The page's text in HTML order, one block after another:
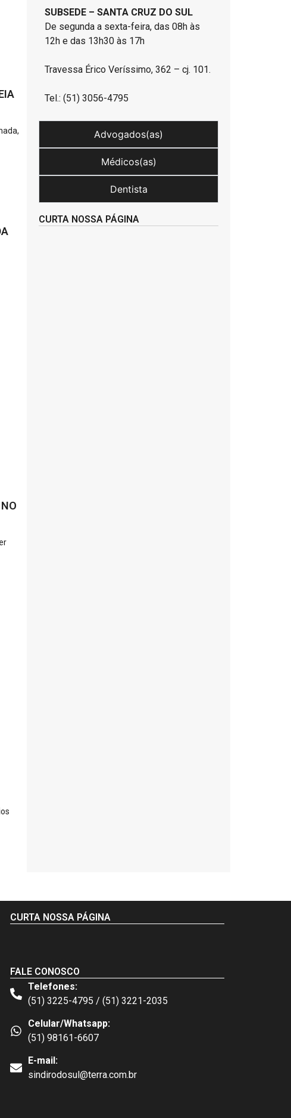
SUBSEDE – SANTA CRUZ DO SUL
De segunda a sexta-feira, das 08h às
12h e das 13h30 às 17h
Travessa Érico Veríssimo, 362 – cj. 101.
Tel.: (51) 3056-4795
Advogados(as)
Médicos(as)
Dentista
CURTA NOSSA PÁGINA
CURTA NOSSA PÁGINA
FALE CONOSCO
Telefones:
(51) 3225-4795 / (51) 3221-2035
Celular/Whatsapp:
(51) 98161-6607
E-mail:
sindirodosul@terra.com.br